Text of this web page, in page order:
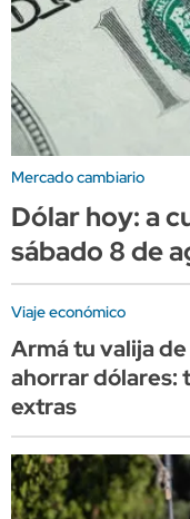
Mercado cambiario
Dólar hoy: a
sábado 8 de
Viaje económico
Armá tu valija
ahorrar dólares:
extras